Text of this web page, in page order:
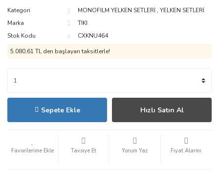
Kategori MONOFILM YELKEN SETLERİ ,YELKEN SETLERİ
Marka
TIKI
Stok Kodu
CXKNU464
5.080,61 TL den başlayan taksitlerle!
Sepete Ekle Hızlı Satın Al
Tavsiye Et Yorum Yaz Fiyat Alarmı